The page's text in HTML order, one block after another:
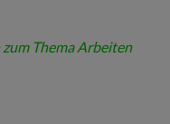
Thema Arbeiten